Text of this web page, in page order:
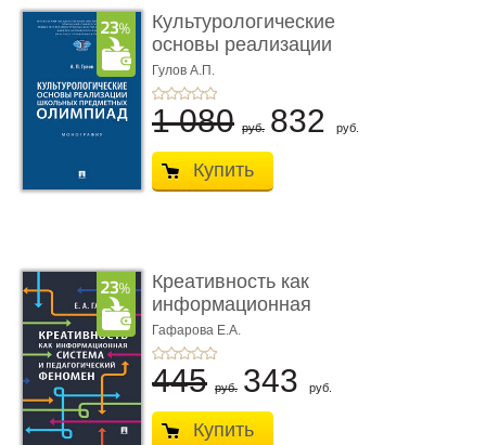
Культурологические
основы реализации
школьны ...
Гулов А.П.
1 080 руб. 832 руб.
Купить
Креативность как
информационная
система и пед ...
Гафарова Е.А.
445 руб. 343 руб.
Купить